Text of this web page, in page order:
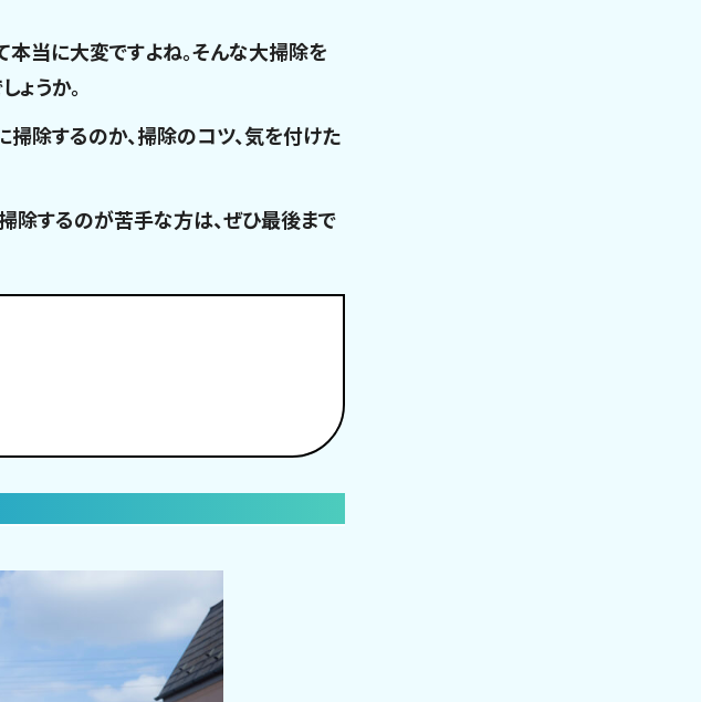
本当に大変ですよね。そんな大掃除を
ょうか。
掃除するのか、掃除のコツ、気を付けた
除するのが苦手な方は、ぜひ最後まで